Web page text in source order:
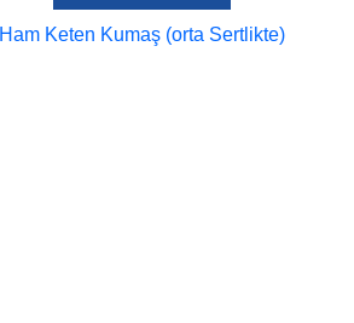
Ham Keten Kumaş (orta Sertlikte)